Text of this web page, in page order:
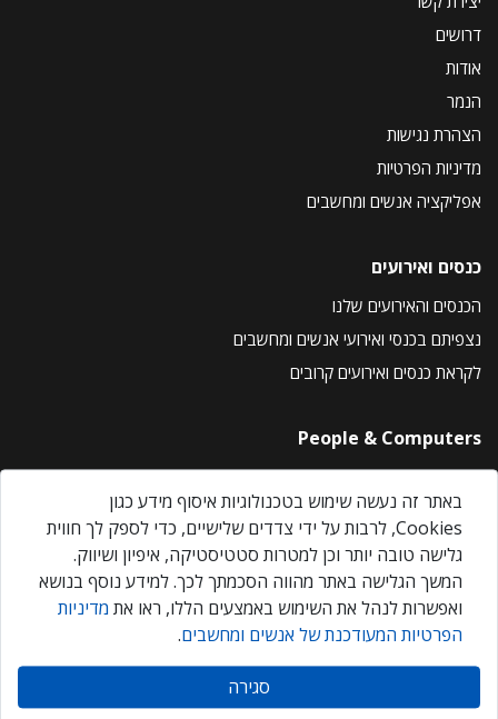
דרושים
אודות
הנמר
הצהרת נגישות
מדיניות הפרטיות
אפליקציה אנשים ומחשבים
כנסים ואירועים
הכנסים והאירועים שלנו
נצפיתם בכנסי ואירועי אנשים ומחשבים
לקראת כנסים ואירועים קרובים
People & Computers
About Us
Privacy Policy
Contact Us
Our Events
אנשים ומחשבים © 2026 – כל הזכויות שמורות
באתר זה נעשה שימוש בטכנולוגיות איסוף מידע כגון
Cookies, לרבות על ידי צדדים שלישיים, כדי לספק לך חווית
גלישה טובה יותר וכן למטרות סטטיסטיקה, איפיון ושיווק.
המשך הגלישה באתר מהווה הסכמתך לכך. למידע נוסף בנושא
ואפשרות לנהל את השימוש באמצעים הללו, ראו את מדיניות
הפרטיות המעודכנת של אנשים ומחשבים.
סגירה